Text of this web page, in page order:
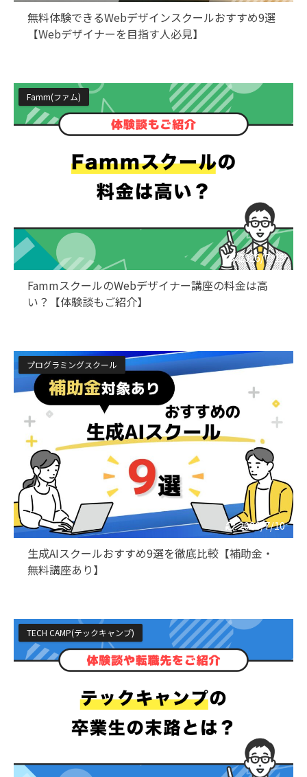
無料体験できるWebデザインスクールおすすめ9選
【Webデザイナーを目指す人必見】
2026/7/15
Famm(ファム)
FammスクールのWebデザイナー講座の料金は高
い？【体験談もご紹介】
2026/7/10
プログラミングスクール
生成AIスクールおすすめ9選を徹底比較【補助金・
無料講座あり】
TECH CAMP(テックキャンプ)